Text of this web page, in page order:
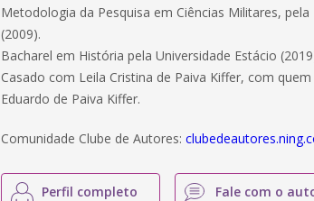
Metodologia da Pesquisa em Ciências Militares, pela
(2009).
Bacharel em História pela Universidade Estácio
Casado com Leila Cristina de Paiva Kiffer, com
Eduardo de Paiva Kiffer.
Comunidade Clube de Autores:
Perfil completo Fale com o